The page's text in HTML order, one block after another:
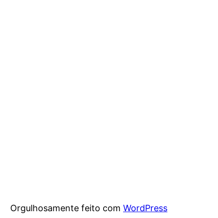
Orgulhosamente feito com WordPress